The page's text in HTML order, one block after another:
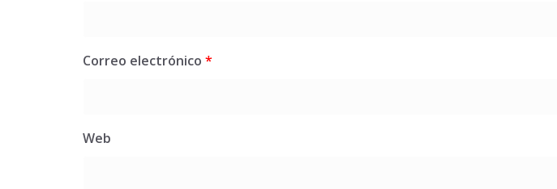
Correo electrónico *
Web